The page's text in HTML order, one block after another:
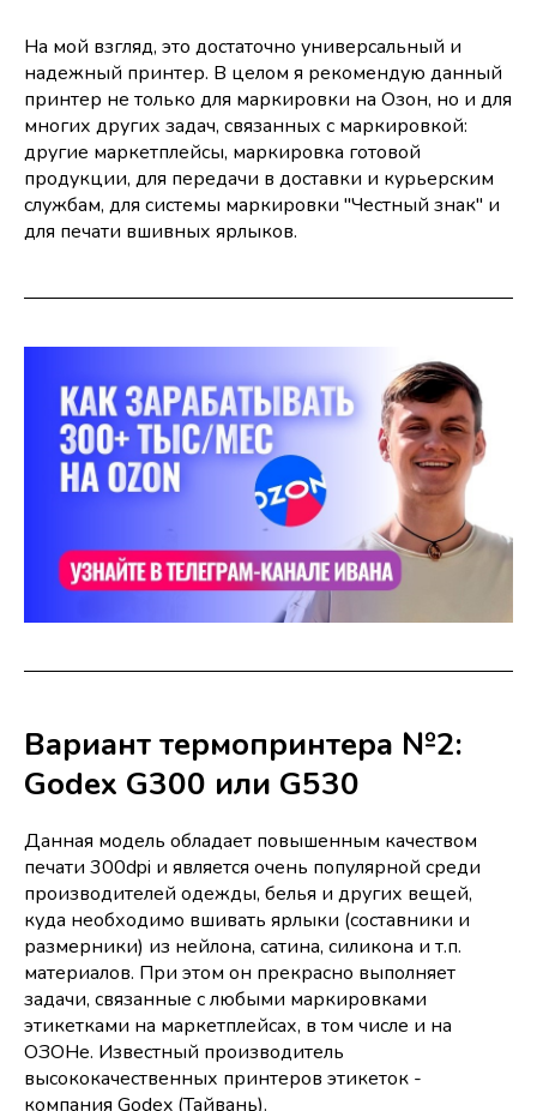
На мой взгляд, это достаточно универсальный и
надежный принтер. В целом я рекомендую данный
принтер не только для маркировки на Озон, но и для
многих других задач, связанных с маркировкой:
другие маркетплейсы, маркировка готовой
продукции, для передачи в доставки и курьерским
службам, для системы маркировки "Честный знак" и
для печати вшивных ярлыков.
Вариант термопринтера №2:
Godex G300 или G530
Данная модель обладает повышенным качеством
печати 300dpi и является очень популярной среди
производителей одежды, белья и других вещей,
куда необходимо вшивать ярлыки (составники и
размерники) из нейлона, сатина, силикона и т.п.
материалов. При этом он прекрасно выполняет
задачи, связанные с любыми маркировками
этикетками на маркетплейсах, в том числе и на
ОЗОНе. Известный производитель
высококачественных принтеров этикеток -
компания Godex (Тайвань).